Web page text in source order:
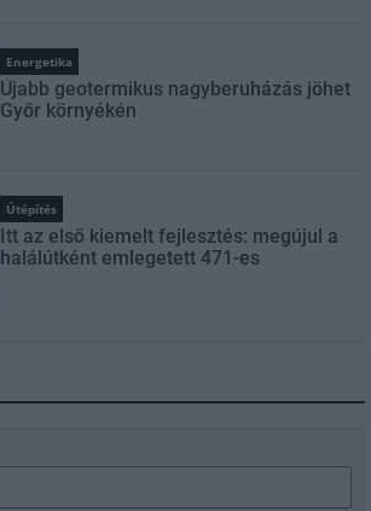
Energetika
Újabb geotermikus nagyberuházás jöhet
Győr környékén
Útépítés
Itt az első kiemelt fejlesztés: megújul a
halálútként emlegetett 471-es